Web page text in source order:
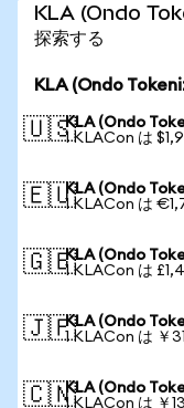
KLA (Ondo
探索する
KLA (Ondo
🇺🇸KLA (Ondo
1 KLACon は
🇪🇺KLA (Ondo
1 KLACon は
🇬🇧KLA (Ondo
1 KLACon は
🇯🇵KLA (Ondo
1 KLACon は ￥
🇨🇳KLA (Ondo
1 KLACon は ￥